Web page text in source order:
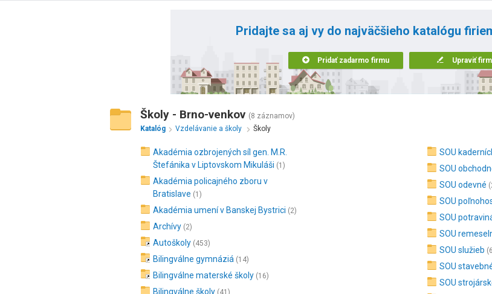
Pridajte sa aj vy do najväčšieho katalógu
Pridať zadarmo firmu Upraviť
Školy - Brno-venkov (8 záznamov)
Katalóg
Vzdelávanie a školy Školy
Akadémia ozbrojených síl gen. M.R.
Štefánika v Liptovskom Mikuláši (1)
Akadémia policajného zboru v
Bratislave (1)
Akadémia umení v Banskej Bystrici (2)
Archívy (2)
Autoškoly (453)
Bilingválne gymnáziá (14)
Bilingválne materské školy (16)
Bilingválne školy (41)
SOU
SOU
SOU odevné
SOU
SOU
SOU
SOU služieb
SOU
SOU